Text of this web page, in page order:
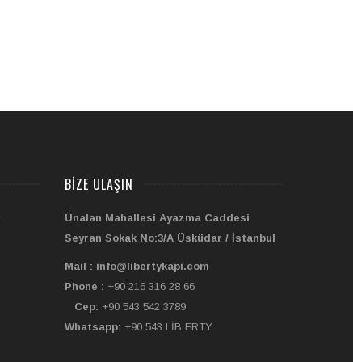
BIZE ULAŞIN
Ünalan Mahallesi Ayazma Caddesi
Seyran Sokak No:3/A Üsküdar / İstanbul
Mail : info@libertykapi.com
Phone : +90 216 316 28 66
Cep: +90 543 542 3789
Whatsapp: +90 543 LİB ERTY